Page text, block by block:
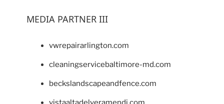
MEDIA PARTNER III
vwrepairarlington.com
cleaningservicebaltimore-md.com
beckslandscapeandfence.com